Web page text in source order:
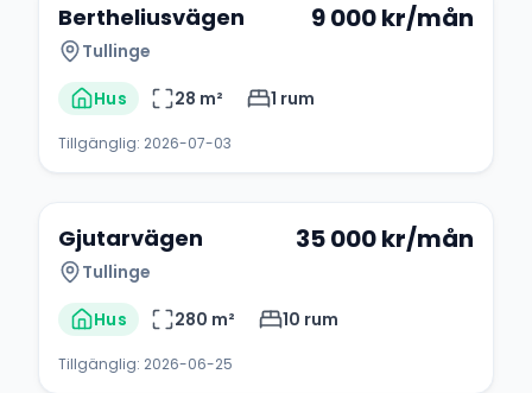
Bertheliusvägen
Tullinge
9 000kr/mån
Hus 28 m² 1 rum
Tillgänglig: 2026-07-03
Gjutarvägen
Tullinge
35 000kr/mån
Hus 280 m² 10 rum
Tillgänglig: 2026-06-25